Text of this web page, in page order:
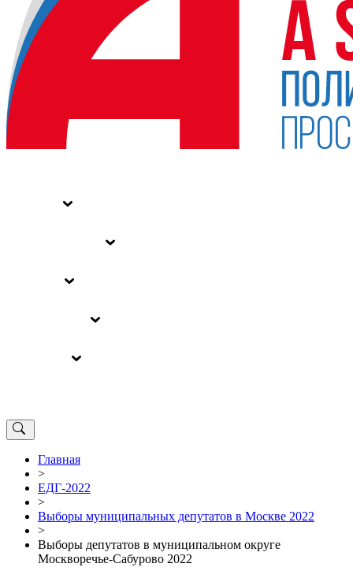
Главная
>
ЕДГ-2022
>
Выборы муниципальных депутатов в Москве 2022
>
Выборы депутатов в муниципальном округе
Москворечье-Сабурово 2022